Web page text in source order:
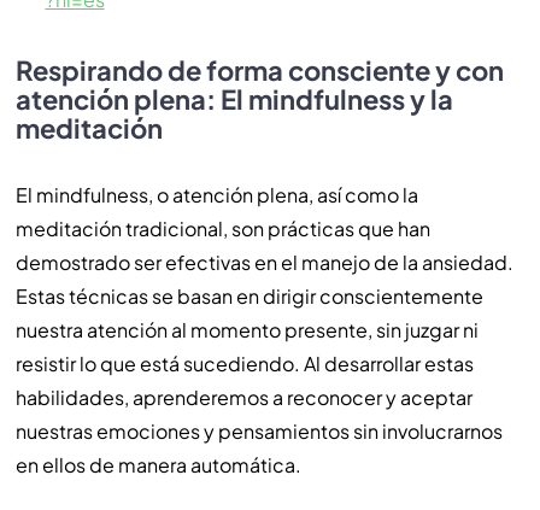
Respirando de forma consciente y con
atención plena: El mindfulness y la
meditación
El mindfulness, o atención plena, así como la
meditación tradicional, son prácticas que han
demostrado ser efectivas en el manejo de la ansiedad.
Estas técnicas se basan en dirigir conscientemente
nuestra atención al momento presente, sin juzgar ni
resistir lo que está sucediendo. Al desarrollar estas
habilidades, aprenderemos a reconocer y aceptar
nuestras emociones y pensamientos sin involucrarnos
en ellos de manera automática.